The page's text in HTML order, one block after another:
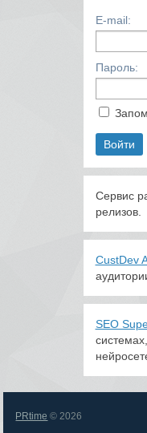
E-mail:
Пароль:
Сервис
релизов.
CustDev
SEO
PRtime © 2026